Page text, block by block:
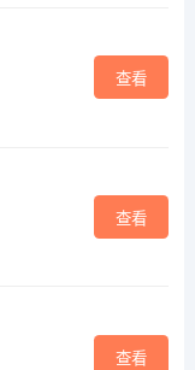
查看
查看
查看